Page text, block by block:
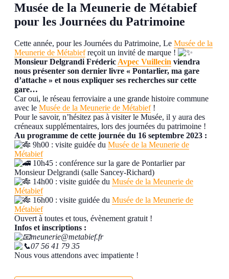
Musée de la Meunerie de Métabief
pour les Journées du Patrimoine
Cette année, pour les Journées du Patrimoine, Le Musée de la
Meunerie de Métabiefreçoit un invité de marque !
Monsieur Delgrandi Fréderic Avpec Vuillecin viendra
nous présenter son dernier livre « Pontarlier, ma gare
d’attache » et nous expliquer ses recherches sur cette
gare…
Car oui, le réseau ferroviaire a une grande histoire commune
avec le Musée de la Meunerie de Métabief!
Pour le savoir, n’hésitez pas à visiter le Musée, il y aura des
créneaux supplémentaires, lors des journées du patrimoine !
Au programme de cette journée du 16 septembre 2023 :
9h00 : visite guidée du Musée de la Meunerie de
Métabief
10h45 : conférence sur la gare de Pontarlier par
Monsieur Delgrandi (salle Sancey-Richard)
14h00 : visite guidée du Musée de la Meunerie de
Métabief
16h00 : visite guidée du Musée de la Meunerie de
Métabief
Ouvert à toutes et tous, évènement gratuit !
Infos et inscriptions :
meunerie@metabief.fr
07 56 41 79 35
Nous vous attendons avec impatiente !